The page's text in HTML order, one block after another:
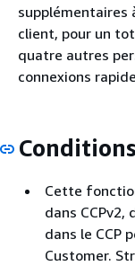
supplémentaires
client, pour un
quatre autres
connexions
Cette
dans
dans le CCP
Customer.